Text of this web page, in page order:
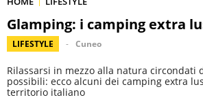
Glamping: i camping extra
LIFESTYLE Cuneo
Rilassarsi in mezzo alla natura circondati
possibili: ecco alcuni dei camping extra
territorio italiano